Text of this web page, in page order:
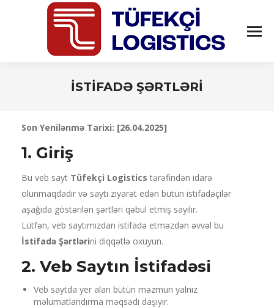
İSTİFADƏ ŞƏRTLƏRİ
Son Yenilənmə Tarixi: [26.04.2025]
1. Giriş
Bu veb sayt Tüfekçi Logistics tərəfindən idarə
olunmaqdadır və saytı ziyarət edən bütün istifadəçilər
aşağıda göstərilən şərtləri qəbul etmiş sayılır.
Lütfən, veb saytımızdan istifadə etməzdən əvvəl bu
İstifadə Şərtlərini diqqətlə oxuyun.
2. Veb Saytın İstifadəsi
Veb saytda yer alan bütün məzmun yalnız
məlumatlandırma məqsədi daşıyır.